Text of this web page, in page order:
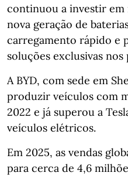
continuou a investir em
nova geração de
carregamento rápido e
soluções exclusivas
A BYD, com sede em
produzir veículos com
2022 e já superou a
veículos elétricos.
Em 2025, as vendas
para cerca de 4,6